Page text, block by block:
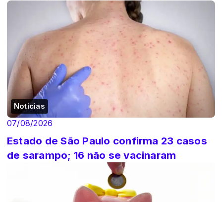
Noticias
07/08/2026
Estado de São Paulo confirma 23 casos
de sarampo; 16 não se vacinaram